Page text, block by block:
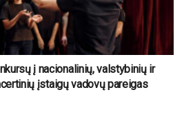
į nacionalinių, valstybinių ir
įstaigų vadovų pareigas